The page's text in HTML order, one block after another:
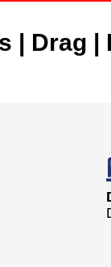
| Drag |